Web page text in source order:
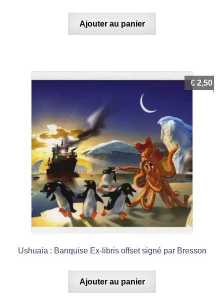
Ajouter au panier
Ushuaia : Banquise Ex-libris offset signé par Bresson
€ 2,50
Ajouter au panier